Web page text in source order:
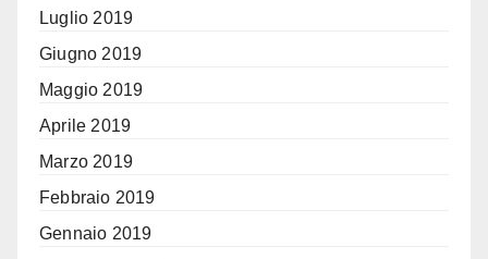
Luglio 2019
Giugno 2019
Maggio 2019
Aprile 2019
Marzo 2019
Febbraio 2019
Gennaio 2019